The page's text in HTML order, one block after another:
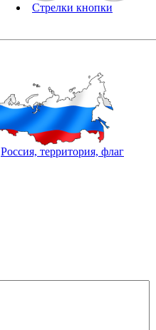
Стрелки кнопки
Россия, территория, флаг